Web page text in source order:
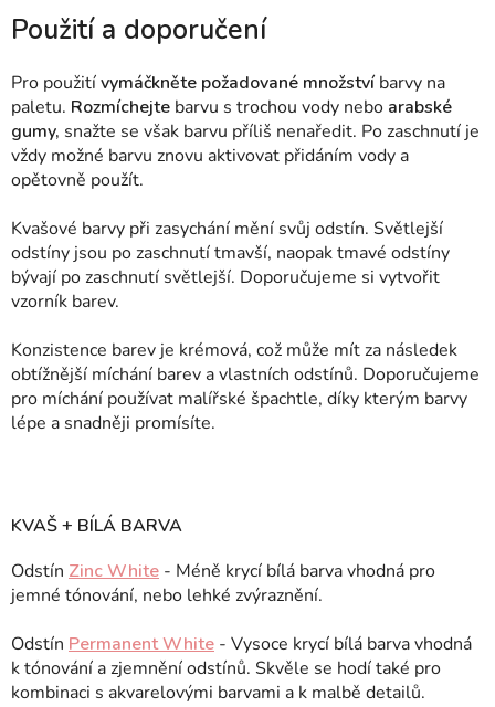
Použití a doporučení
Pro použitívymáčkněte požadované množstvíbarvy na
paletu. Rozmíchejte barvu s trochou vody nebo arabské
gumy, snažte se však barvu příliš nenaředit. Po zaschnutí je
vždy možné barvu znovu aktivovat přidáním vody a
opětovně použít.
Kvašové barvy při zasychání mění svůj odstín. Světlejší
odstíny jsou po zaschnutí tmavší, naopak tmavé odstíny
bývají po zaschnutí světlejší. Doporučujeme si vytvořit
vzorník barev.
Konzistence barev je krémová, což může mít za následek
obtížnější míchání barev a vlastních odstínů. Doporučujeme
pro míchání používat malířské špachtle, díky kterým barvy
lépe a snadněji promísíte.
KVAŠ + BÍLÁ BARVA
Odstín Zinc White - Méně krycí bílá barva vhodná pro
jemné tónování, nebo lehké zvýraznění.
Odstín Permanent White - Vysoce krycí bílá barva vhodná
k tónování a zjemnění odstínů. Skvěle se hodí také pro
kombinaci s akvarelovými barvami a k malbě detailů.